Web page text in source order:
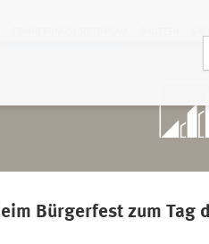
Bürgerfest zum Tag